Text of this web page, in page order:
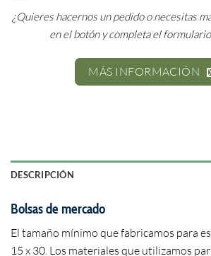
¿Quieres hacernos un pedido o necesitas
en el botón y completa el
MÁS INFORMACIÓN
DESCRIPCIÓN
Bolsas de mercado
El tamaño mínimo que fabricamos para
15 x 30. Los materiales que utilizamos